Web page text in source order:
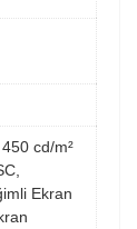
cd/m²
Ekran